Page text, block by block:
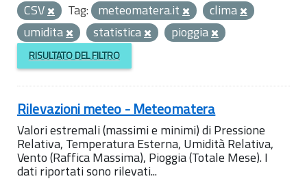
CSV
Tag: meteomatera.it
clima
umidita
statistica pioggia
RISULTATO DEL FILTRO
Rilevazioni meteo - Meteomatera
Valori estremali (massimi e minimi) di Pressione
Relativa, Temperatura Esterna, Umidità Relativa,
Vento (Raffica Massima), Pioggia (Totale Mese). I
dati riportati sono rilevati...